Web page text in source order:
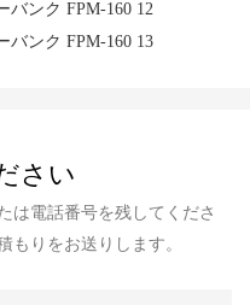
さい
は電話番号を残してくださ
もりをお送りします。